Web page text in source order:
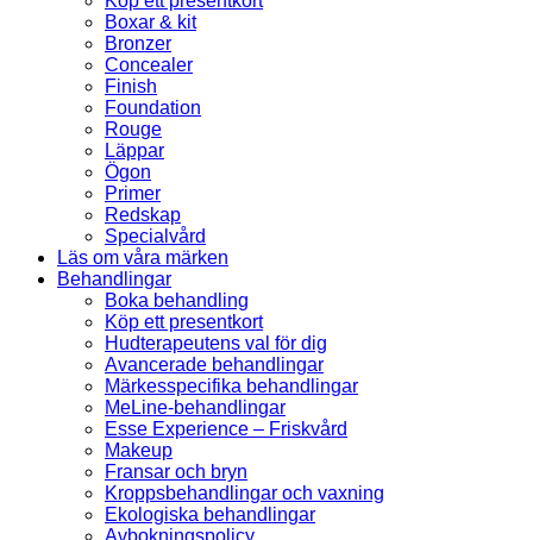
Boxar & kit
Bronzer
Concealer
Finish
Foundation
Rouge
Läppar
Ögon
Primer
Redskap
Specialvård
Läs om våra märken
Behandlingar
Boka behandling
Köp ett presentkort
Hudterapeutens val för dig
Avancerade behandlingar
Märkesspecifika behandlingar
MeLine-behandlingar
Esse Experience – Friskvård
Makeup
Fransar och bryn
Kroppsbehandlingar och vaxning
Ekologiska behandlingar